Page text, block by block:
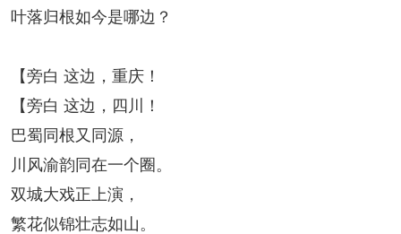
叶落归根如今是哪边？
【旁白 这边，重庆！
【旁白 这边，四川！
巴蜀同根又同源，
川风渝韵同在一个圈。
双城大戏正上演，
繁花似锦壮志如山。